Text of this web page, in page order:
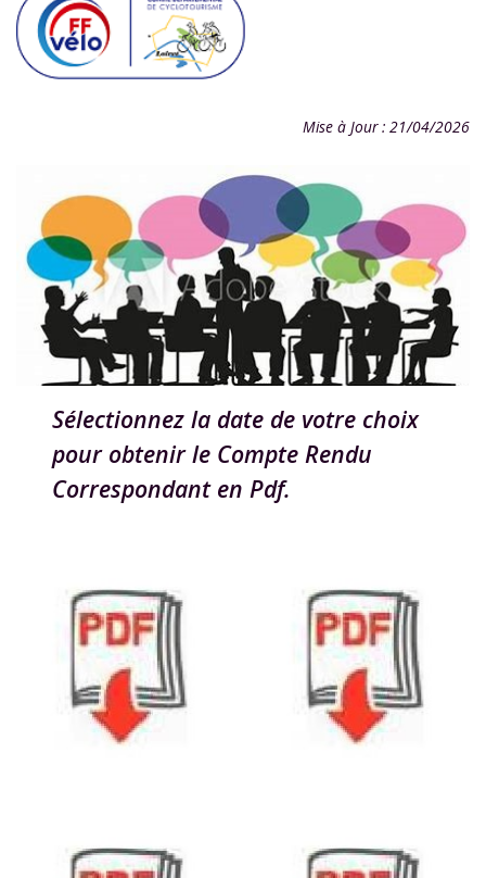
Mise à Jour : 21/04/2026
Sélectionnez la date de votre choix
pour obtenir le Compte Rendu
Correspondant en Pdf.